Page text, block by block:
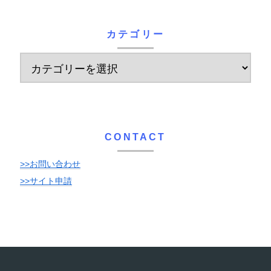
カテゴリー
CONTACT
>>お問い合わせ
>>サイト申請